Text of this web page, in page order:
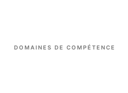
DOMAINES DE COMPÉTENCE